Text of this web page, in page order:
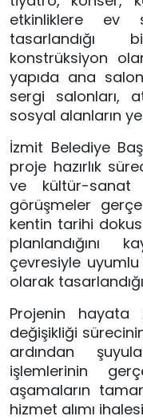
etkinliklere ev
tasarlandığı
konstrüksiyon
yapıda ana
sergi salonları,
sosyal alanların
İzmit Belediye
proje hazırlık
ve kültür-sanat
görüşmeler
kentin tarihi
planlandığını
çevresiyle
olarak
Projenin hayata
değişikliği
ardından
işlemlerinin
aşamaların
hizmet alımı